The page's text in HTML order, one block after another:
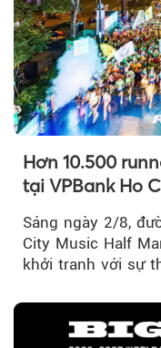
Hơn 10.500
tại VPBank Ho
Sáng ngày 2/8,
City Music Half
khởi tranh với sự